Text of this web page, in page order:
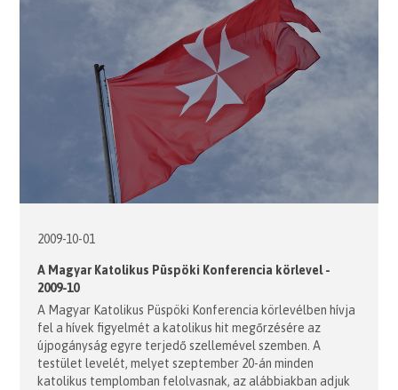
2009-10-01
A Magyar Katolikus Püspöki Konferencia körlevel -
2009-10
A Magyar Katolikus Püspöki Konferencia körlevélben hívja
fel a hívek figyelmét a katolikus hit megőrzésére az
újpogányság egyre terjedő szellemével szemben. A
testület levelét, melyet szeptember 20-án minden
katolikus templomban felolvasnak, az alábbiakban adjuk